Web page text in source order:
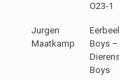
O23-1
Jurgen
Maatkamp
Boys –
Boys